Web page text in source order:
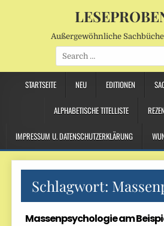
Außergewöhnliche
Search
for:
STARTSEITE NEU EDITIONEN
ALPHABETISCHE TITELLISTE
IMPRESSUM U. DATENSCHUTZERKLÄRUNG
Schlagwort:
Massenpsychologie am